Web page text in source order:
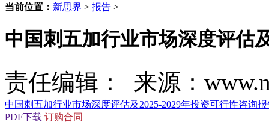
当前位置： 新思界 > 报告 >
中国刺五加行业市场深度评估
责任编辑： 来源：
中国刺五加行业市场深度评估及2025-2029年投资可行性咨询
PDF下载 订购合同